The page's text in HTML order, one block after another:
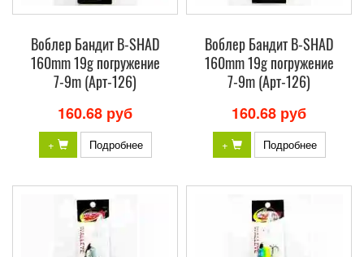
Воблер Бандит B-SHAD
160mm 19g погружение
7-9m (Арт-126)
160.68 руб
+ Подробнее
Воблер Бандит B-SHAD
160mm 19g погружение
7-9m (Арт-126)
160.68 руб
+ Подробнее